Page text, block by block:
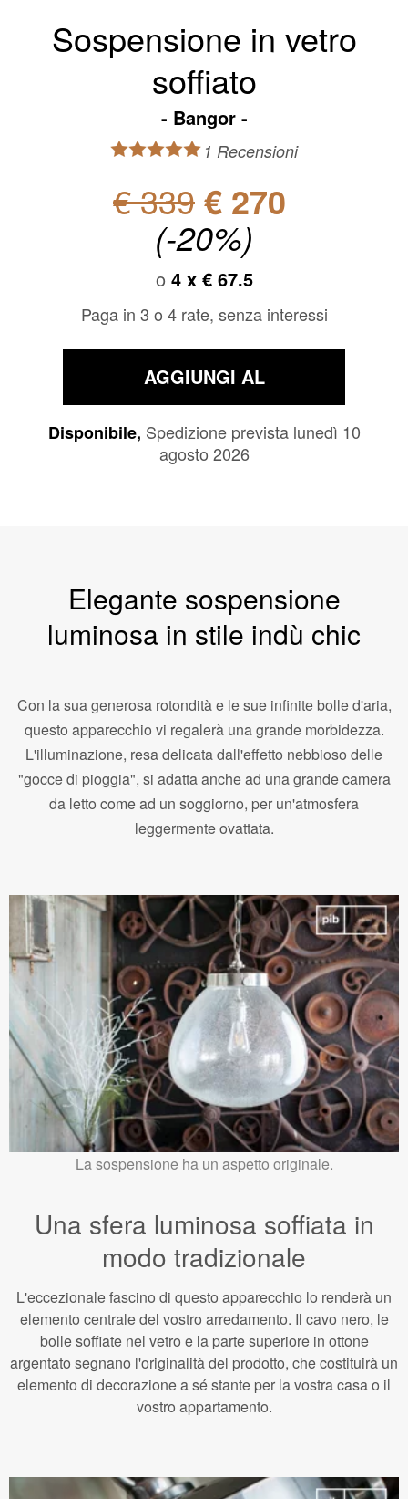
Sospensione in vetro
soffiato
Bangor
1 Recensioni
€ 339€ 270
(-20%)
o4 x € 67.5
Paga in 3 o 4 rate, senza interessi
AGGIUNGI AL
CARRELLO
Disponibile, Spedizione prevista lunedì 10
agosto 2026
Elegante sospensione
luminosa in stile indù chic
Con la sua generosa rotondità e le sue infinite bolle d'aria,
questo apparecchio vi regalerà una grande morbidezza.
L'illuminazione, resa delicata dall'effetto nebbioso delle
"gocce di pioggia", si adatta anche ad una grande camera
da letto come ad un soggiorno, per un'atmosfera
leggermente ovattata.
La sospensione ha un aspetto originale.
Una sfera luminosa soffiata in
modo tradizionale
L'eccezionale fascino di questo apparecchio lo renderà un
elemento centrale del vostro arredamento. Il cavo nero, le
bolle soffiate nel vetro e la parte superiore in ottone
argentato segnano l'originalità del prodotto, che costituirà un
elemento di decorazione a sé stante per la vostra casa o il
vostro appartamento.